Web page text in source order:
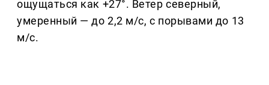
ощущаться как +27°. Ветер северный,
умеренный — до 2,2 м/с, с порывами до 13
м/с.